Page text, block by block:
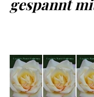
gespannt